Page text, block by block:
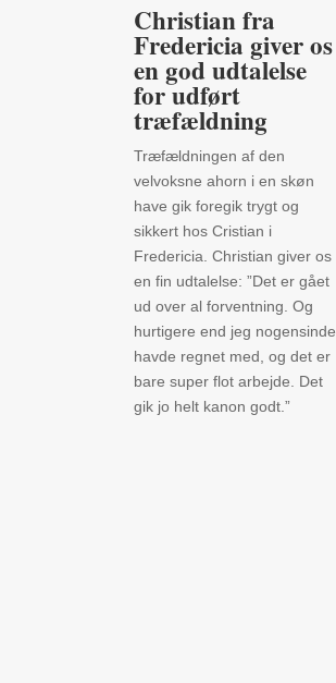
Christian fra
Fredericia giver os
en god udtalelse
for udført
træfældning
Træfældningen af den
velvoksne ahorn i en skøn
have gik foregik trygt og
sikkert hos Cristian i
Fredericia. Christian giver os
en fin udtalelse: ”Det er gået
ud over al forventning. Og
hurtigere end jeg nogensinde
havde regnet med, og det er
bare super flot arbejde. Det
gik jo helt kanon godt.”